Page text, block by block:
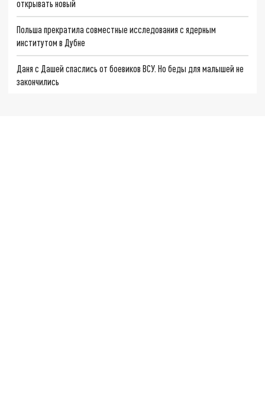
открывать новый
Польша прекратила совместные исследования с ядерным
институтом в Дубне
Даня с Дашей спаслись от боевиков ВСУ. Но беды для малышей не
закончились